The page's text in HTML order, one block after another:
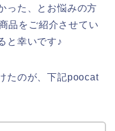
った、とお悩みの方
品をご紹介させてい
と幸いです♪
たのが、下記poocat